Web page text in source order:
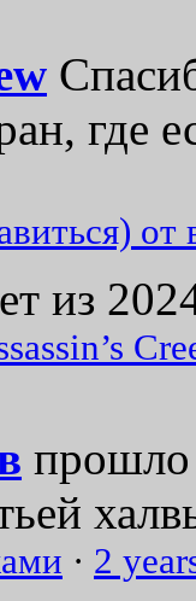
где
из
прошло
· 2